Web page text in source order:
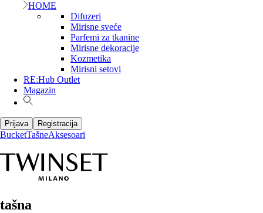
HOME
Difuzeri
Mirisne sveće
Parfemi za tkanine
Mirisne dekoracije
Kozmetika
Mirisni setovi
RE:Hub Outlet
Magazin
Prijava Registracija
BucketTašneAksesoari
tašna